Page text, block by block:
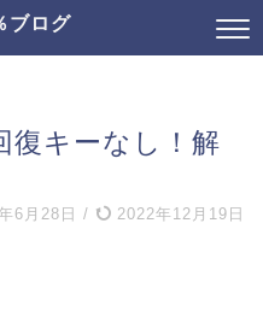
ブログ
復キーなし！解
6月28日 / 2022年12月19日